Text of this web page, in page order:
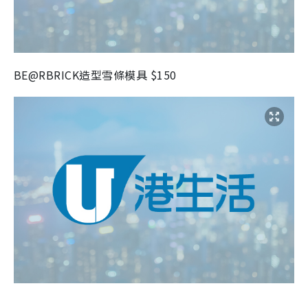
BE@RBRICK造型雪條模具 $150